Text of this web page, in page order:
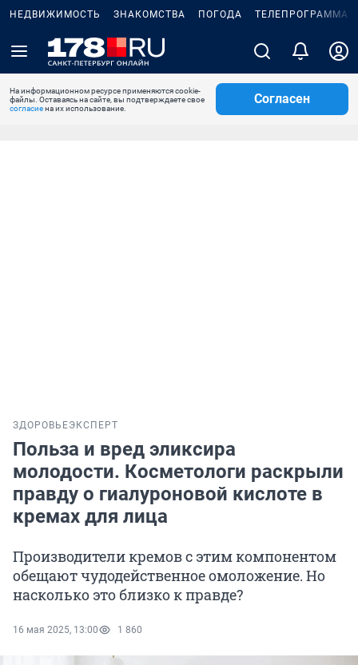
НЕДВИЖИМОСТЬ ЗНАКОМСТВА ПОГОДА ТЕЛЕПРОГРАММА
На информационном ресурсе применяются cookie-
файлы. Оставаясь на сайте, вы подтверждаете свое
согласиена их использование.
Согласен
ЗДОРОВЬЕЭКСПЕРТ
Польза и вред эликсира
молодости. Косметологи раскрыли
правду о гиалуроновой кислоте в
кремах для лица
Производители кремов с этим компонентом
обещают чудодейственное омоложение. Но
насколько это близко к правде?
16 мая 2025, 13:00 1 860